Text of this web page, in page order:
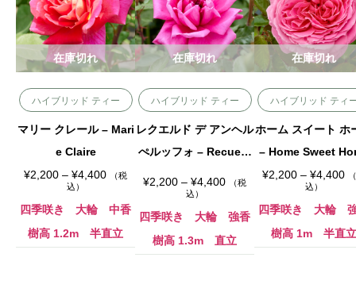
ハイブリッド ティー
マリー クレール – Mari
e Claire
¥2,200 – ¥4,400価
2
,
2
（税
込）
四季咲き 大輪 中香
樹高 1.2m 半直立
在庫切れ
ハイブリッド ティー
レクエルド デ アンヘル
ぺルッフォ – Recuerd
¥2,200 – ¥4,400価
¥
2
,
2
（税
込）
四季咲き 大輪 強香
樹高 1.3m 直立
在庫切れ
ハイブリッド ティ
ホーム スイート ホ
– Home Sweet
¥2,200 – ¥4,400価
¥
2
,
2
込）
四季咲き 大輪
樹高 1m 半直立
在庫切れ